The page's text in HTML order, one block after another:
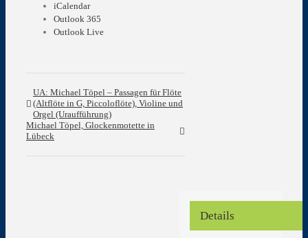
iCalendar
Outlook 365
Outlook Live
UA: Michael Töpel – Passagen für Flöte
(Altflöte in G, Piccoloflöte), Violine und
Orgel (Uraufführung)
Michael Töpel, Glockenmotette in
Lübeck
Details